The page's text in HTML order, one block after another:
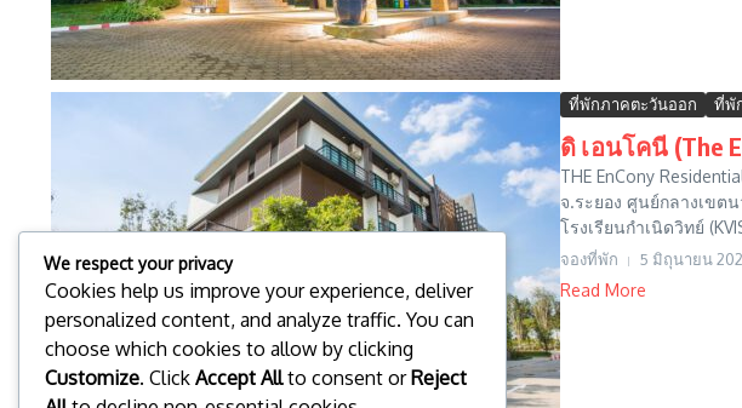
ที่พักภาคตะวันออก ที่พั
ดิ เอนโคนี (The
THE EnCony
จ.ระยอง ศูนย์กลางเขต
โรงเรียนกำเนิดวิทย์
จองที่พัก 5 มิถุนายน
Read More
We respect your privacy
Cookies help us improve your experience, deliver
personalized content, and analyze traffic. You can
choose which cookies to allow by clicking
Customize. Click Accept Allto consent orReject